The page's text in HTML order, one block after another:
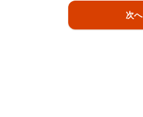
次へ